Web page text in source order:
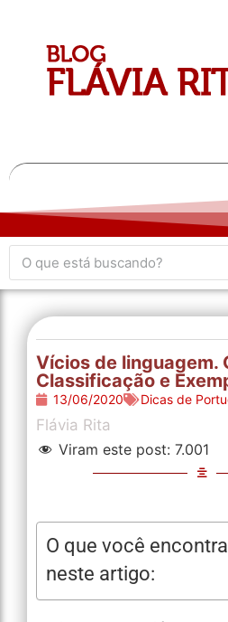
Vícios de linguagem.
Classificação e
13/06/2020 Dicas de
Flávia Rita
Viram este post: 7.001
O que você
neste artigo: